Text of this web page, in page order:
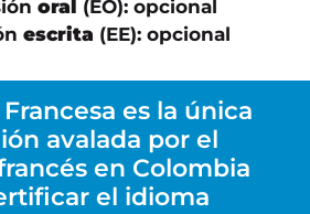
oral (EO): opcional
escrita (EE): opcional
es la única
avalada por el
en Colombia
el idioma